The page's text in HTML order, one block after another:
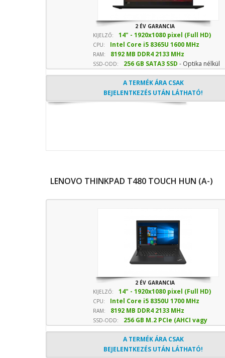
2 ÉV GARANCIA
KIJELZŐ:
14" - 1920x1080 pixel (Full HD)
CPU:
Intel Core i5 8365U 1600 MHz
sebesség
RAM: 8192 MB DDR4 2133 MHz
SSD-ODD: 256 GB SATA3 SSD - Optika nélkül
A TERMÉK ÁRA CSAK
BEJELENTKEZÉS UTÁN LÁTHATÓ!
LENOVO THINKPAD T480 TOUCH HUN (A-)
2 ÉV GARANCIA
KIJELZŐ:
14" - 1920x1080 pixel (Full HD)
CPU:
Intel Core i5 8350U 1700 MHz
sebesség
RAM: 8192 MB DDR4 2133 MHz
SSD-ODD:
256 GB M.2 PCIe (AHCI vagy
NVMe) SSD- Optika nélkül
A TERMÉK ÁRA CSAK
BEJELENTKEZÉS UTÁN LÁTHATÓ!